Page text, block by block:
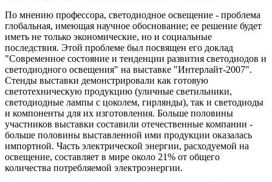
По мнению профессора, светодиодное освещение - проблема
глобальная, имеющая научное обоснование; ее решение будет
иметь не только экономические, но и социальные
последствия. Этой проблеме был посвящен его доклад
"Современное состояние и тенденции развития светодиодов и
светодиодного освещения" на выставке "Интерлайт-2007".
Стенды выставки демонстрировали как готовую
светотехническую продукцию (уличные светильники,
светодиодные лампы с цоколем, гирлянды), так и светодиоды
и компоненты для их изготовления. Больше половины
участников выставки составили отечественные компании -
больше половины выставленной ими продукции оказалась
импортной. Часть электрической энергии, расходуемой на
освещение, составляет в мире около 21% от общего
количества потребляемой электроэнергии.